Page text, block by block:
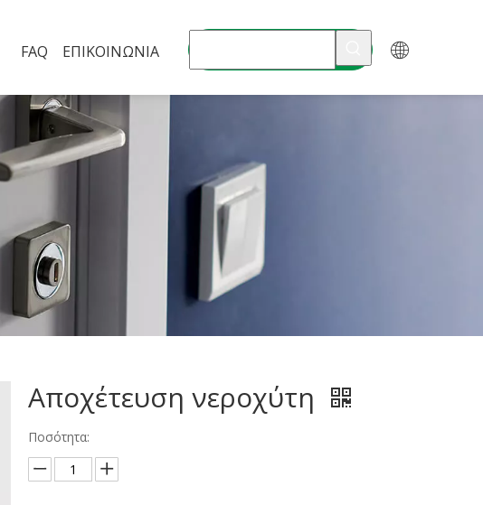
FAQ ΕΠΙΚΟΙΝΩΝΊΑ
Αποχέτευση νεροχύτη
Ποσότητα: